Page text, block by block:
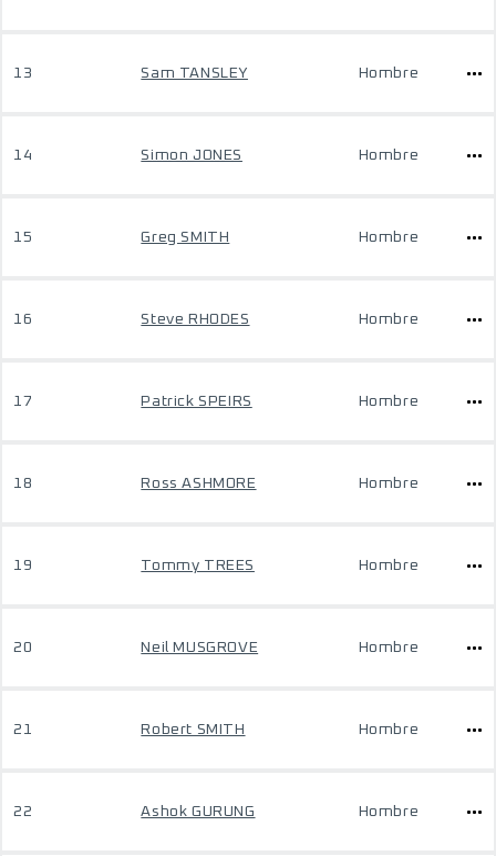
13 Sam TANSLEY Hombre
14 Simon JONES Hombre
15 Greg SMITH Hombre
16 Steve RHODES Hombre
17 Patrick SPEIRS Hombre
18 Ross ASHMORE Hombre
19 Tommy TREES Hombre
20 Neil MUSGROVE Hombre
21 Robert SMITH Hombre
22 Ashok GURUNG Hombre